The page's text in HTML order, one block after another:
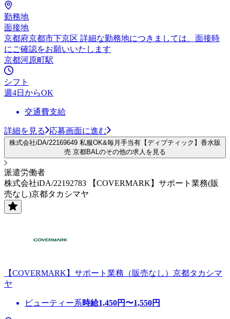
勤務地
面接地
京都府京都市下京区 詳細な勤務地につきましては、面接時
にご確認をお願いいたします
京都河原町駅
シフト
週4日からOK
交通費支給
詳細を見る 応募画面に進む
株式会社iDA/22169649 私服OK&毎月手当有【ディプティック】香水販
売 京都BALのその他の求人を見る
派遣労働者
株式会社iDA/22192783 【COVERMARK】サポート業務(販
売なし)京都タカシマヤ
【COVERMARK】サポート業務（販売なし）京都タカシマ
ヤ
ビューティー系時給1,450円〜1,550円